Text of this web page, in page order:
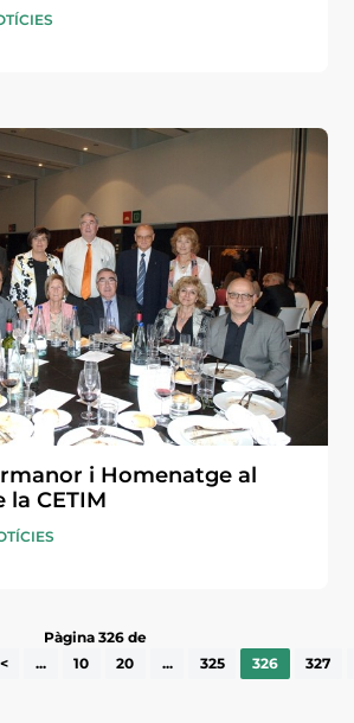
i Homenatge al
la CETIM
Pàgina 326 de
< ... 10 20 ... 325 326 327